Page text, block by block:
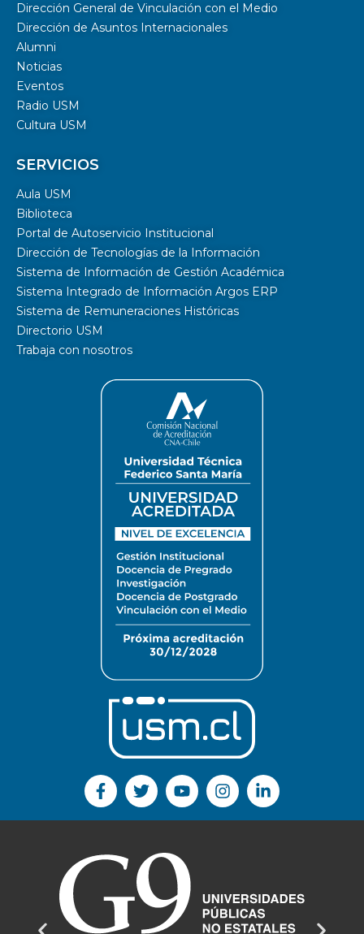
Dirección General de Vinculación con el Medio
Dirección de Asuntos Internacionales
Alumni
Noticias
Eventos
Radio USM
Cultura USM
SERVICIOS
Aula USM
Biblioteca
Portal de Autoservicio Institucional
Dirección de Tecnologías de la Información
Sistema de Información de Gestión Académica
Sistema Integrado de Información Argos ERP
Sistema de Remuneraciones Históricas
Directorio USM
Trabaja con nosotros